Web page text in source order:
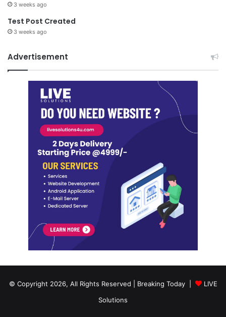
3 weeks ago
Test Post Created
3 weeks ago
Advertisement
© Copyright 2026, All Rights Reserved | Breaking Today |
LIVE
Solutions